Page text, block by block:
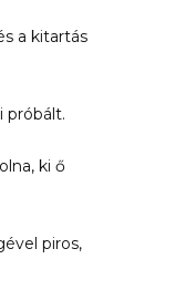
a kitartás
próbált.
ki ő
piros,